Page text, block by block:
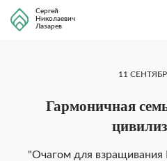
Сергей
Николаевич
Лазарев
11
Гармоничная
"Очагом для взращивания